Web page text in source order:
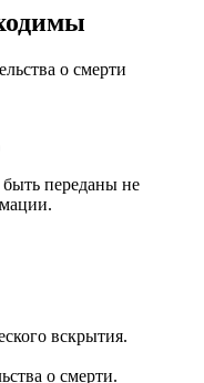
о смерти
переданы не
вскрытия.
о смерти.